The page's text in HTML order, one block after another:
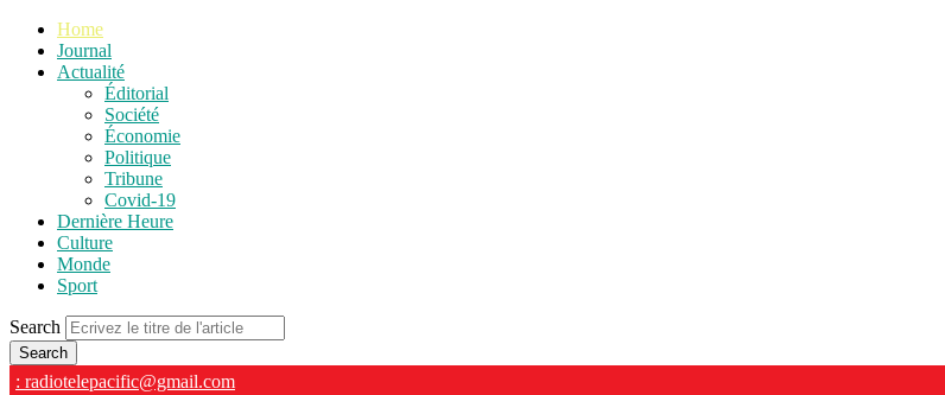
Home
Journal
Actualité
Éditorial
Société
Économie
Politique
Tribune
Covid-19
Dernière Heure
Culture
Monde
Sport
Search
: radiotelepacific@gmail.com